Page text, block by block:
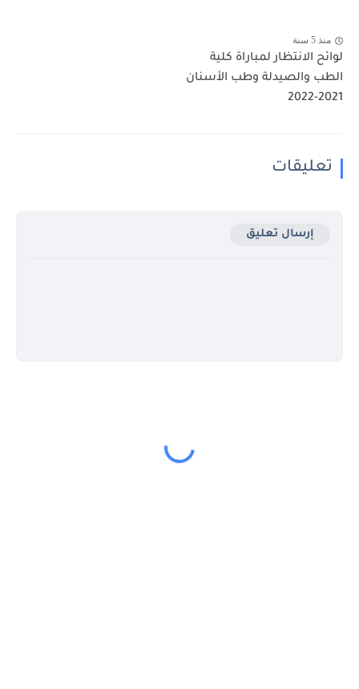
منذ 5 سنة
لوائح الانتظار لمباراة كلية
الطب والصيدلة وطب الأسنان
2021-2022
تعليقات
إرسال تعليق